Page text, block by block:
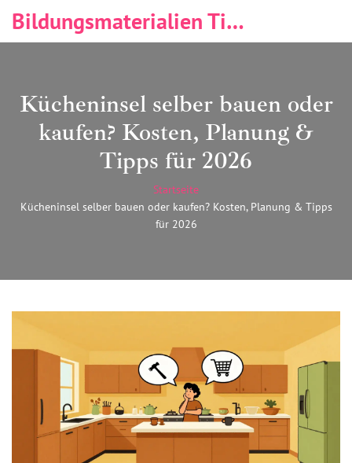
Bildungsmaterialien Tischlerei & Immobilien
Kücheninsel selber bauen oder
kaufen? Kosten, Planung &
Tipps für 2026
Startseite
Kücheninsel selber bauen oder kaufen? Kosten, Planung & Tipps
für 2026